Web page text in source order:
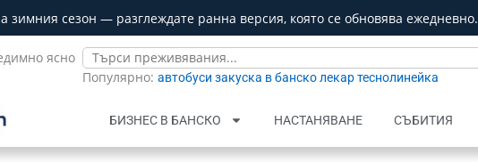
зимния сезон — разглеждате ранна версия, която се обновява ежедневно.
ясно
Популярно: автобуси закуска в бансколекартеснолинейка
БИЗНЕС В БАНСКО НАСТАНЯВАНЕ СЪБИТИЯ